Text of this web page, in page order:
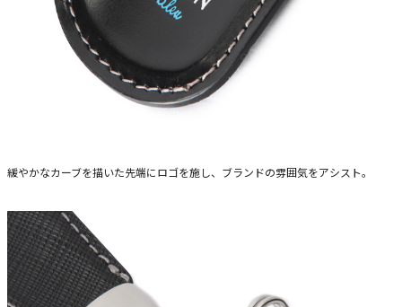
緩やかなカーブを描いた先端にロゴを施し、ブランドの雰囲気をアシスト。